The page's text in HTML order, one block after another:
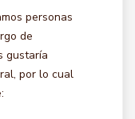
personas
de
gustaría
por lo cual